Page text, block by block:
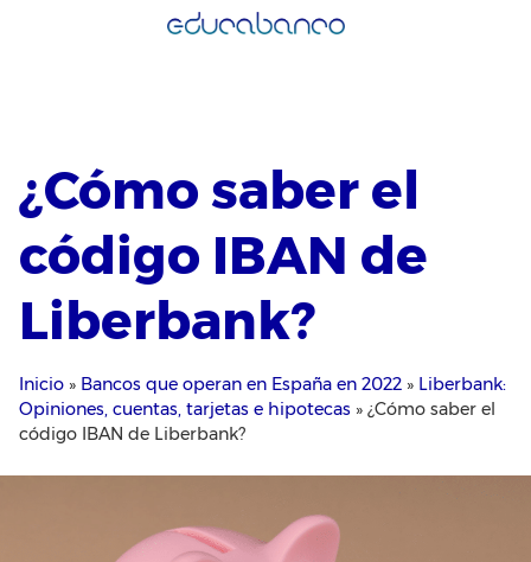
¿Cómo saber el
código IBAN de
Liberbank?
Inicio » Bancos que operan en España en 2022 » Liberbank:
Opiniones, cuentas, tarjetas e hipotecas » ¿Cómo saber el
código IBAN de Liberbank?